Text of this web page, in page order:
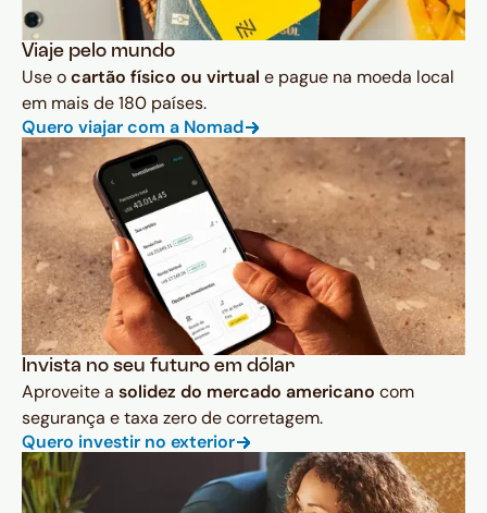
Viaje pelo mundo
Use ocartão físico ou virtual e pague na moeda local
em mais de 180 países.
Quero viajar com a Nomad
Invista no seu futuro em dólar
Aproveite a solidez do mercado americano com
segurança e taxa zero de corretagem.
Quero investir no exterior